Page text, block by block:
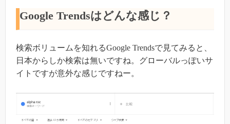
Google Trendsはどんな感じ？
検索ボリュームを知れるGoogle Trendsで見てみると、
日本からしか検索は無いですね。グローバルっぽいサ
イトですが意外な感じですねー。